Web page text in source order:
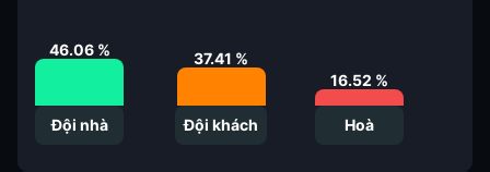
46.06%
Đội nhà
37.41 %
Đội khách
16.52 %
Hoà